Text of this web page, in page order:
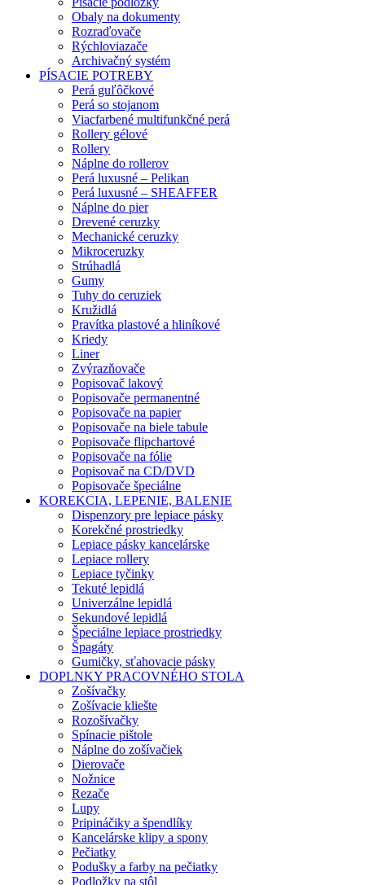
Obaly na dokumenty
Rozraďovače
Rýchloviazače
Archivačný systém
PÍSACIE POTREBY
Perá guľôčkové
Perá so stojanom
Viacfarbené multifunkčné perá
Rollery gélové
Rollery
Náplne do rollerov
Perá luxusné – Pelikan
Perá luxusné – SHEAFFER
Náplne do pier
Drevené ceruzky
Mechanické ceruzky
Mikroceruzky
Strúhadlá
Gumy
Tuhy do ceruziek
Kružidlá
Pravítka plastové a hliníkové
Kriedy
Liner
Zvýrazňovače
Popisovač lakový
Popisovače permanentné
Popisovače na papier
Popisovače na biele tabule
Popisovače flipchartové
Popisovače na fólie
Popisovač na CD/DVD
Popisovače špeciálne
KOREKCIA, LEPENIE, BALENIE
Dispenzory pre lepiace pásky
Korekčné prostriedky
Lepiace pásky kancelárske
Lepiace rollery
Lepiace tyčinky
Tekuté lepidlá
Univerzálne lepidlá
Sekundové lepidlá
Špeciálne lepiace prostriedky
Špagáty
Gumičky, sťahovacie pásky
DOPLNKY PRACOVNÉHO STOLA
Zošívačky
Zošívacie kliešte
Rozošívačky
Spínacie pištole
Náplne do zošívačiek
Dierovače
Nožnice
Rezače
Lupy
Pripináčiky a špendlíky
Kancelárske klipy a spony
Pečiatky
Podušky a farby na pečiatky
Podložky na stôl